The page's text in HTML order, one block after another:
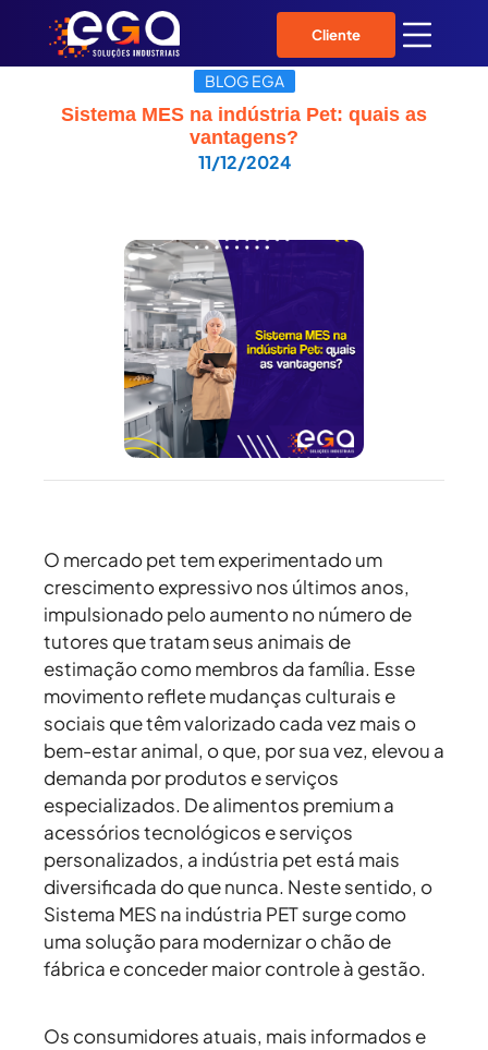
Cliente
BLOG EGA
Sistema MES na indústria Pet: quais as
vantagens?
11/12/2024
O mercado pet tem experimentado um
crescimento expressivo nos últimos anos,
impulsionado pelo aumento no número de
tutores que tratam seus animais de
estimação como membros da família. Esse
movimento reflete mudanças culturais e
sociais que têm valorizado cada vez mais o
bem-estar animal, o que, por sua vez, elevou a
demanda por produtos e serviços
especializados. De alimentos premium a
acessórios tecnológicos e serviços
personalizados, a indústria pet está mais
diversificada do que nunca. Neste sentido, o
Sistema MES na indústria PET surge como
uma solução para modernizar o chão de
fábrica e conceder maior controle à gestão.
Os consumidores atuais, mais informados e